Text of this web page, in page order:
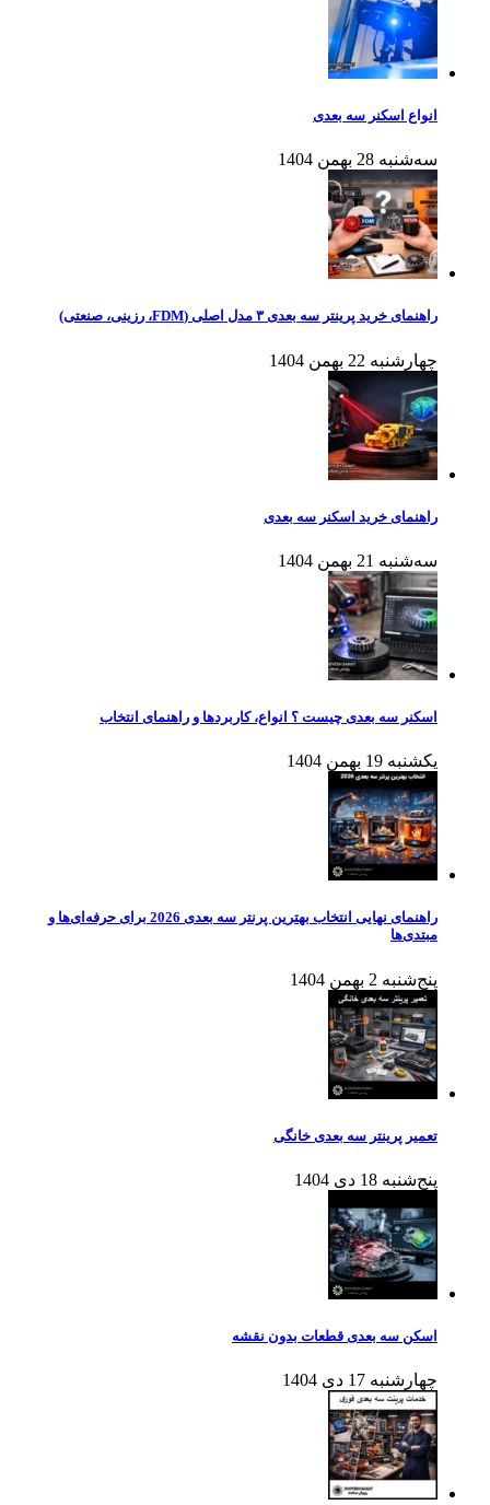
انواع اسکنر سه بعدی
سه‌شنبه 28 بهمن 1404
راهنمای خرید پرینتر سه بعدی ۳ مدل اصلی (FDM، رزینی، صنعتی)
چهارشنبه 22 بهمن 1404
راهنمای خرید اسکنر سه بعدی
سه‌شنبه 21 بهمن 1404
اسکنر سه بعدی چیست ؟ انواع، کاربردها و راهنمای انتخاب
یکشنبه 19 بهمن 1404
راهنمای نهایی انتخاب بهترین پرنتر سه بعدی 2026 برای حرفه‌ای‌ها و
مبتدی‌ها
پنج‌شنبه 2 بهمن 1404
تعمیر پرینتر سه بعدی خانگی
پنج‌شنبه 18 دی 1404
اسکن سه بعدی قطعات بدون نقشه
چهارشنبه 17 دی 1404